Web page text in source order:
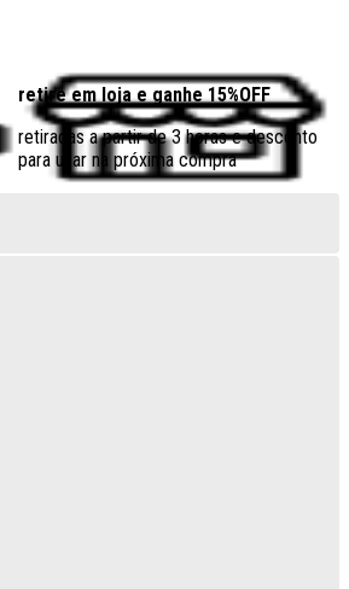
retire em loja e ganhe 15%OFF
retiradas a partir de 3 horas e desconto
para usar na próxima compra